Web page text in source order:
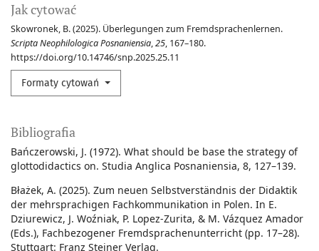
Jak cytować
Skowronek, B. (2025). Überlegungen zum Fremdsprachenlernen.
Scripta Neophilologica Posnaniensia,25, 167–180.
https://doi.org/10.14746/snp.2025.25.11
Formaty cytowań
Bibliografia
Bańczerowski, J. (1972). What should be base the strategy of
glottodidactics on. Studia Anglica Posnaniensia, 8, 127–139.
Błażek, A. (2025). Zum neuen Selbstverständnis der Didaktik
der mehrsprachigen Fachkommunikation in Polen. In E.
Dziurewicz, J. Woźniak, P. Lopez-Zurita, & M. Vázquez Amador
(Eds.), Fachbezogener Fremdsprachenunterricht (pp. 17–28).
Stuttgart: Franz Steiner Verlag.